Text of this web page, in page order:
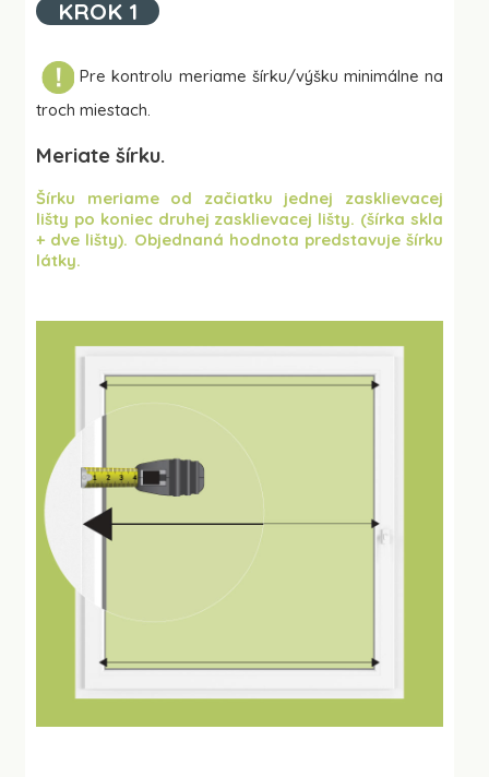
KROK 1
Pre kontrolu meriame šírku/výšku minimálne na
troch miestach.
Meriate šírku.
Šírku meriame od začiatku jednej zasklievacej
lišty po koniec druhej zasklievacej lišty. (šírka skla
+ dve lišty). Objednaná hodnota predstavuje šírku
látky.